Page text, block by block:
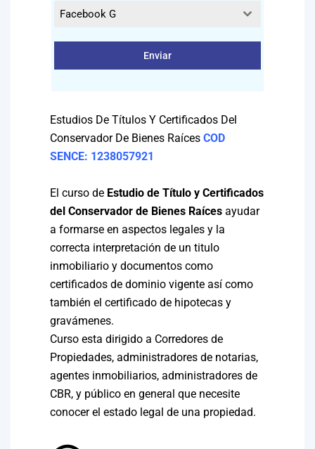
Facebook G
Enviar
Estudios De Títulos Y Certificados Del
Conservador De Bienes Raíces COD
SENCE: 1238057921
El curso de Estudio de Título y Certificados
del Conservador de Bienes Raíces ayudar
a formarse en aspectos legales y la
correcta interpretación de un titulo
inmobiliario y documentos como
certificados de dominio vigente así como
también el certificado de hipotecas y
gravámenes.
Curso esta dirigido a Corredores de
Propiedades, administradores de notarias,
agentes inmobiliarios, administradores de
CBR, y público en general que necesite
conocer el estado legal de una propiedad.